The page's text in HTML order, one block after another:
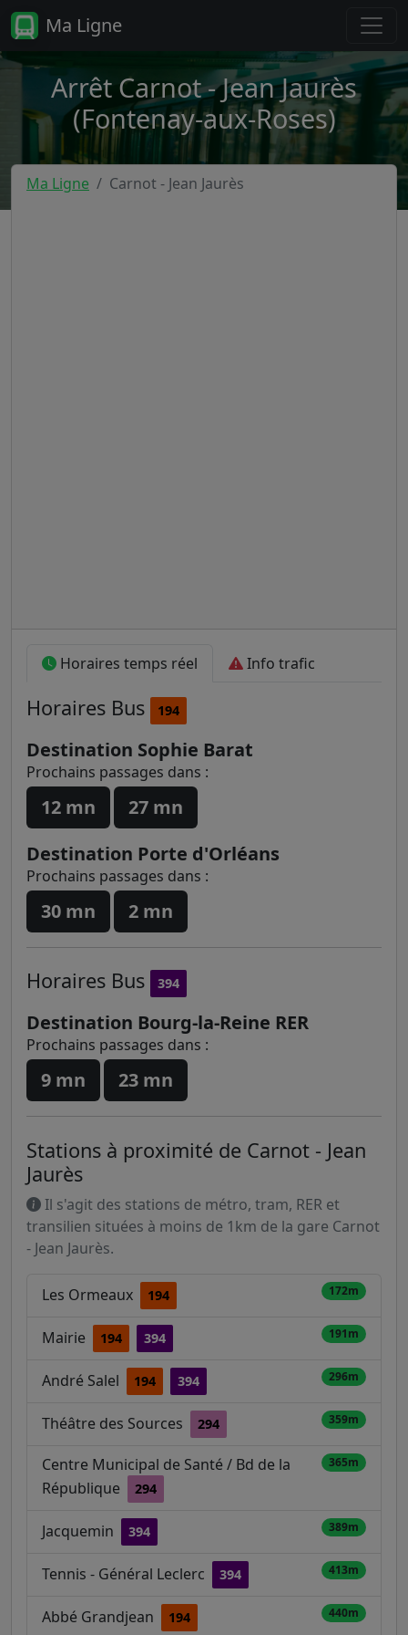
Ma Ligne
Arrêt Carnot - Jean Jaurès
(Fontenay-aux-Roses)
Ma Ligne Carnot - Jean Jaurès
Horaires temps réel Info trafic
Horaires Bus 194
Destination Sophie Barat
Prochains passages dans :
12 mn
27 mn
Destination Porte d'Orléans
Prochains passages dans :
30 mn 2 mn
Horaires Bus 394
Destination Bourg-la-Reine RER
Prochains passages dans :
9 mn 23 mn
Stations à proximité de Carnot - Jean
Jaurès
Il s'agit des stations de métro, tram, RER et
transilien situées à moins de 1km de la gare Carnot
- Jean Jaurès.
Les Ormeaux 194 172m
Mairie 194 394 191m
André Salel 194 394 296m
Théâtre des Sources 294 359m
Centre Municipal de Santé / Bd de la
République
294
365m
Jacquemin 394 389m
Tennis - Général Leclerc 394 413m
Abbé Grandjean 194 440m